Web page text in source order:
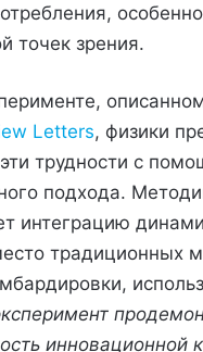
точек зрения.
Letters, физики
трудности с
подхода.
интеграцию
традиционных
инновационной